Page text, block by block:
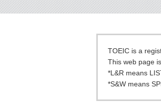
TOEIC is a
This web page
*L&R means
*S&W means